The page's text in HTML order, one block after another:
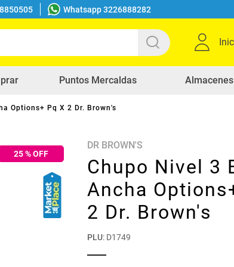
Whatsapp 3226888282
Puntos Mercaldas Almacenes
Options+ Pq X 2 Dr. Brown's
25% OFF
DR BROWN'S
Chupo Nivel 3
Ancha
2 Dr. Brown's
PLU: D1749